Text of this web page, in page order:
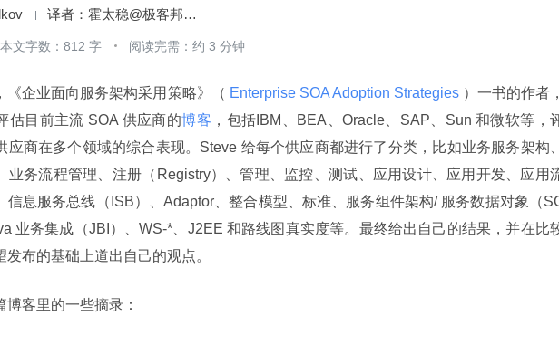
霍太稳@极客邦科技
本文字数：812 字 阅读完需：约 3 分钟
，《企业面向服务架构采用策略》（ Enterprise SOA Adoption Strategies ）一书的作者，
估目前主流 SOA 供应商的博客 ，包括IBM、BEA、Oracle、SAP、Sun 和微软等，
应商在多个领域的综合表现。Steve 给每个供应商都进行了分类，比如业务服务架构、
业务流程管理、注册（Registry）、管理、监控、测试、应用设计、应用开发、应用
信息服务总线（ISB）、Adaptor、整合模型、标准、服务组件架构/ 服务数据对象（
业务集成（JBI）、WS-*、J2EE 和路线图真实度等。最终给出自己的结果，并在比
发布的基础上道出自己的观点。
客里的一些摘录：